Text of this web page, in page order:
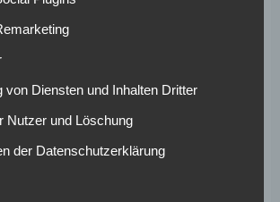
gutes Pass- und Aufbauspiel. Damit soll
Zentrale mehr Struktur im Vorwärtsgang
nicht der benötigte Kreativspieler mit
erzielte der zweifache belgische A-
61 Spielen drei Treffer, in der Premier
Klar ist: Die Hanseaten haben sich
von Diensten und Inhalten Dritter
Nutzer und Löschung
der Datenschutzerklärung